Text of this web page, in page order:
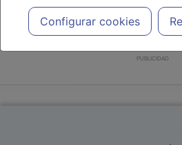
profesionales facultados prescribir
cada caso concreto, el tratamiento
necesidades del paciente.
Configurar cookies
PUBLICIDAD